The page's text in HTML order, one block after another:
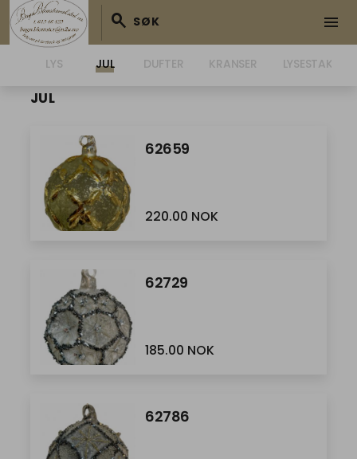
search SØK menu
LYS JUL DUFTER KRANSER LYSESTAKER
139.00 NOK
JUL
62659
220.00 NOK
62729
185.00 NOK
62786